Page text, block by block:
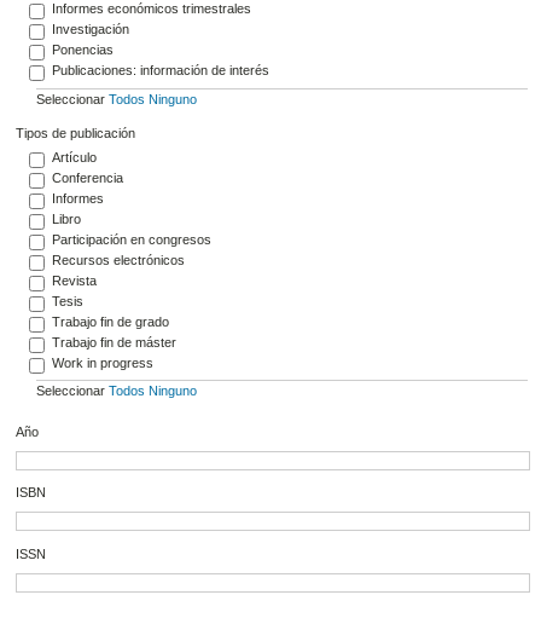
Informes económicos trimestrales
Investigación
Ponencias
Publicaciones: información de interés
Seleccionar Todos Ninguno
Tipos de publicación
Artículo
Conferencia
Informes
Libro
Participación en congresos
Recursos electrónicos
Revista
Tesis
Trabajo fin de grado
Trabajo fin de máster
Work in progress
Seleccionar Todos Ninguno
Año
ISBN
ISSN